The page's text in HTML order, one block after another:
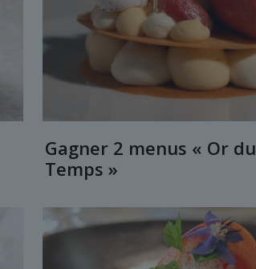
Gagner 2 menus « Or du
Temps »